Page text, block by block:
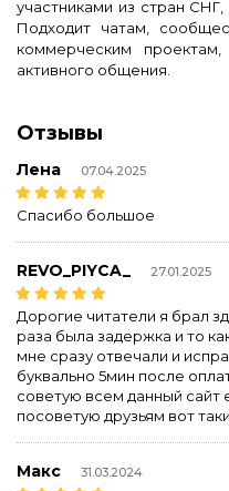
участниками из стран
Подходит чатам,
коммерческим
активного общения.
Отзывы
Лена 07.04.2025
Спасибо большое
REVO_PIYCA_ 27.01.2025
Дорогие читатели я брал
раза была задержка и то
мне сразу отвечали и
буквально 5мин после
советую всем данный сайт
посоветую друзьям вот
Макс 31.03.2024